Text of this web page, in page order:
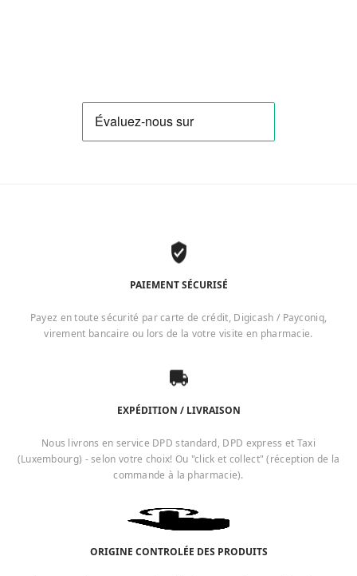
PAIEMENT SÉCURISÉ
Payez en toute sécurité par carte de crédit, Digicash / Payconiq,
virement bancaire ou lors de la votre visite en pharmacie.
EXPÉDITION / LIVRAISON
Nous livrons en service DPD standard, DPD express et Taxi
(Luxembourg) - selon votre choix! Ou "click et collect" (réception de la
commande à la pharmacie).
ORIGINE CONTROLÉE DES PRODUITS